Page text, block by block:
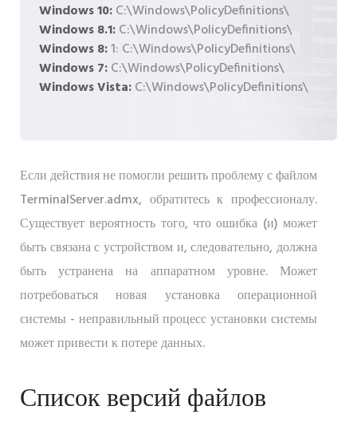
Windows 10:C:\Windows\PolicyDefinitions\
Windows 8.1:C:\Windows\PolicyDefinitions\
Windows 8:1: C:\Windows\PolicyDefinitions\
Windows 7:C:\Windows\PolicyDefinitions\
Windows Vista:C:\Windows\PolicyDefinitions\
Если действия не помогли решить проблему с файлом
TerminalServer.admx, обратитесь к профессионалу.
Существует вероятность того, что ошибка (и) может
быть связана с устройством и, следовательно, должна
быть устранена на аппаратном уровне. Может
потребоваться новая установка операционной
системы - неправильный процесс установки системы
может привести к потере данных.
Список версий файлов